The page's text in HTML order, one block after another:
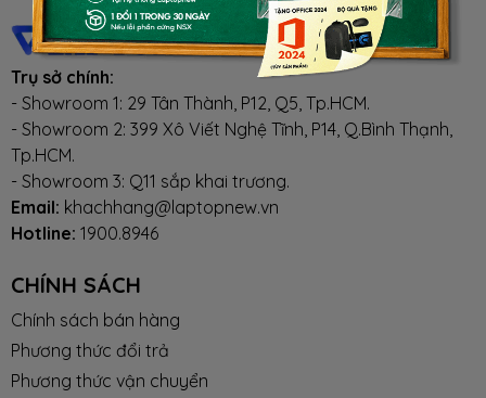
Trụ sở chính:
- Showroom 1: 29 Tân Thành, P12, Q5, Tp.HCM.
- Showroom 2: 399 Xô Viết Nghệ Tĩnh, P14, Q.Bình Thạnh,
Tp.HCM.
- Showroom 3: Q11 sắp khai trương.
Email: khachhang@laptopnew.vn
Hotline: 1900.8946
CHÍNH SÁCH
Chính sách bán hàng
Phương thức đổi trả
Phương thức vận chuyển